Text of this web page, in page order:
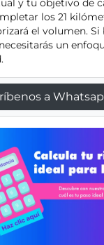
y tu objetivo de
los 21
el volumen. Si
un
a